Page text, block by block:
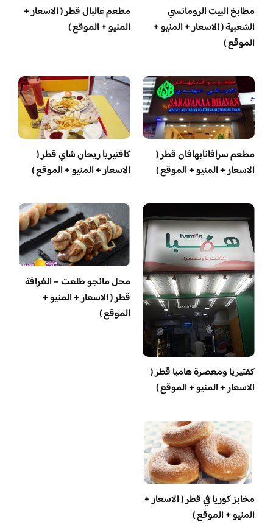
مطابخ البيت الرومانسي
الشعبية ( الاسعار + المنيو +
الموقع )
مطعم عالبال قطر ( الاسعار +
المنيو + الموقع )
مطعم سرافانابهافان قطر (
الاسعار + المنيو + الموقع )
كافتيريا ريحان شاي قطر (
الاسعار + المنيو + الموقع )
‏كفتيريا ومعصرة هامبا قطر (
الاسعار + المنيو + الموقع )
محل مانجو طلعت – الغرافة
قطر ( الاسعار + المنيو +
الموقع )
مخابز كوريا في قطر ( الاسعار +
المنيو + الموقع )